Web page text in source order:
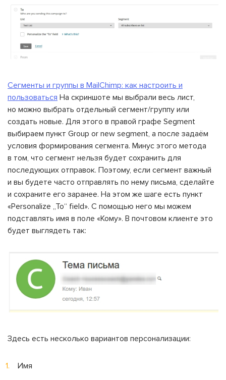
Сегменты и группы в MailChimp: как настроить и
пользоваться На скриншоте мы выбрали весь лист,
но можно выбрать отдельный сегмент/группу или
создать новые. Для этого в правой графе Segment
выбираем пункт Group or new segment, а после задаём
условия формирования сегмента. Минус этого метода
в том, что сегмент нельзя будет сохранить для
последующих отправок. Поэтому, если сегмент важный
и вы будете часто отправлять по нему письма, сделайте
и сохраните его заранее. На этом же шаге есть пункт
«Personalize „To“ field». С помощью него мы можем
подставлять имя в поле «Кому». В почтовом клиенте это
будет выглядеть так:
Здесь есть несколько вариантов персонализации:
Имя